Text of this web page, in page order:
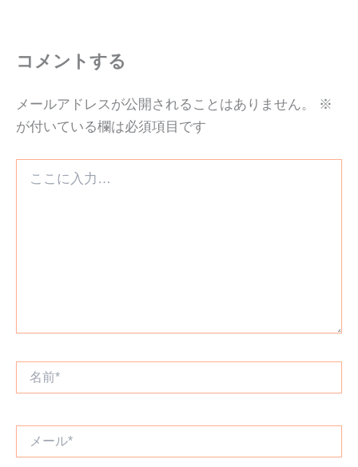
コメントする
メールアドレスが公開されることはありません。
※
が付いている欄は必須項目です